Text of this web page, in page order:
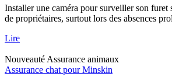
Installer une caméra pour surveiller son furet
de propriétaires, surtout lors des absences
Lire
Nouveauté Assurance animaux
Assurance chat pour Minskin